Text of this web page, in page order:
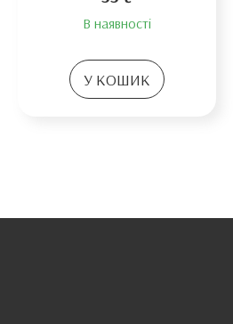
В наявності
У КОШИК